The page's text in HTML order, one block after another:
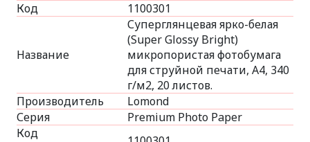
Код 1100301
Название
Суперглянцевая ярко-белая
(Super Glossy Bright)
микропористая фотобумага
для струйной печати, A4, 340
г/м2, 20 листов.
Производитель
Lomond
Серия
Premium Photo Paper
Код